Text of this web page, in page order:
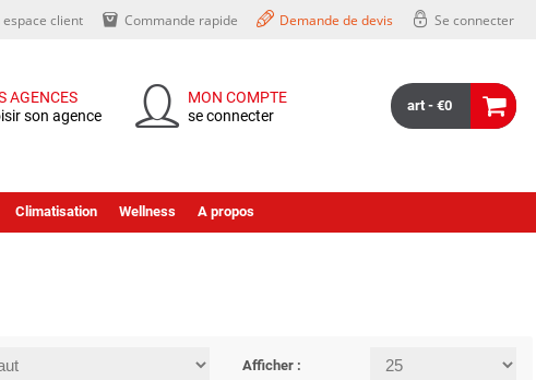
espace client Commande rapide Demande de devis Se connecter
AGENCES
son agence
MON COMPTE
se connecter
art - €0
Climatisation Wellness A propos
Afficher :